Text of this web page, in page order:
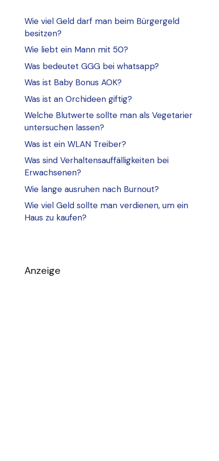
Wie viel Geld darf man beim Bürgergeld
besitzen?
Wie liebt ein Mann mit 50?
Was bedeutet GGG bei whatsapp?
Was ist Baby Bonus AOK?
Was ist an Orchideen giftig?
Welche Blutwerte sollte man als Vegetarier
untersuchen lassen?
Was ist ein WLAN Treiber?
Was sind Verhaltensauffälligkeiten bei
Erwachsenen?
Wie lange ausruhen nach Burnout?
Wie viel Geld sollte man verdienen, um ein
Haus zu kaufen?
Anzeige